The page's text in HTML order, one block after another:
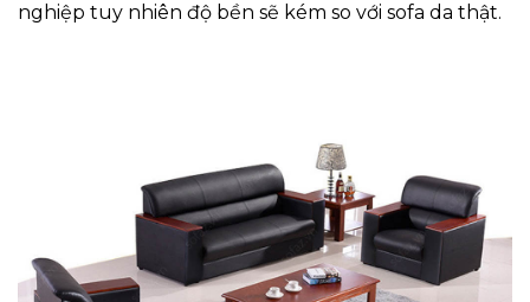
nghiệp tuy nhiên độ bền sẽ kém so với sofa da thật.